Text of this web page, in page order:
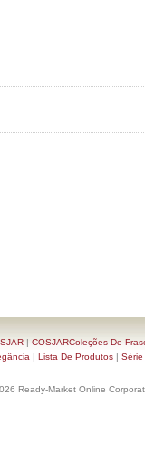
| COSJARColeções De
| Lista De Produtos | Série
Ready-Market Online